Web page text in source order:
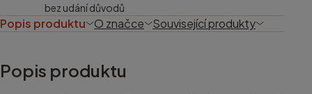
bez udání důvodů
Popis produktu O značce Související produkty
Popis produktu